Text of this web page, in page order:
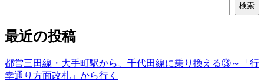
検索
最近の投稿
都営三田線・大手町駅から、千代田線に乗り換える③～「行
幸通り方面改札」から行く